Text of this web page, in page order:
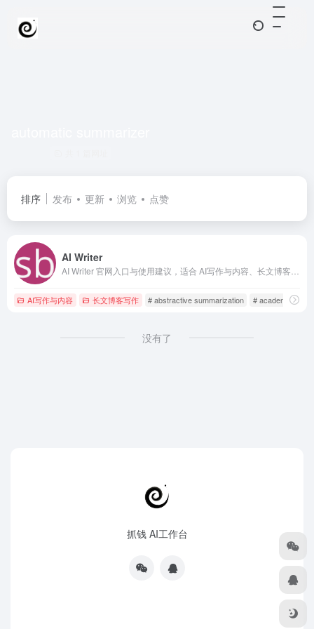
排序 发布 更新 浏览 点赞
AI Writer
AI写作与内容 长文博客写作 # abstractive summarization # academic
没有了
抓钱 AI工作台